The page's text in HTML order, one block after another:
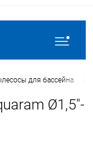
для бассейна
Ø1,5"-